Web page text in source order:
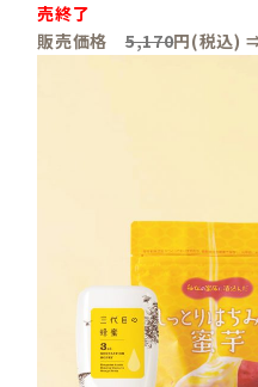
売終了
販売価格 5,170円(税込)